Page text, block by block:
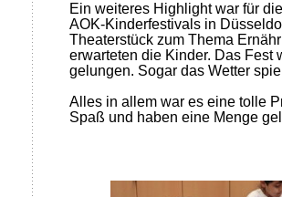
Ein weiteres Highlight war für
AOK-Kinderfestivals in
Theaterstück zum Thema
erwarteten die Kinder. Das Fest
gelungen. Sogar das Wetter
Alles in allem war es eine tolle
Spaß und haben eine Menge